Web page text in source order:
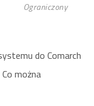
Ograniczony
do Comarch
można